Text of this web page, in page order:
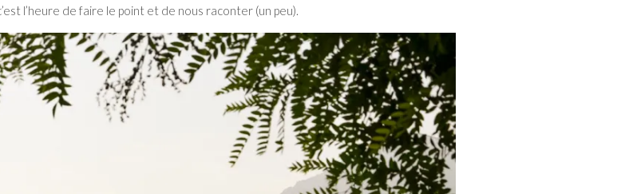
l’heure de faire le point et de nous raconter (un peu).